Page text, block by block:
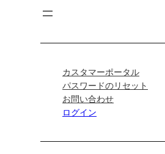
カスタマーポータル
パスワードのリセット
お問い合わせ
ログイン